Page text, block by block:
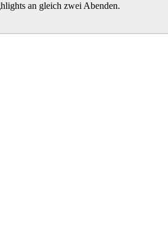
an gleich zwei Abenden.